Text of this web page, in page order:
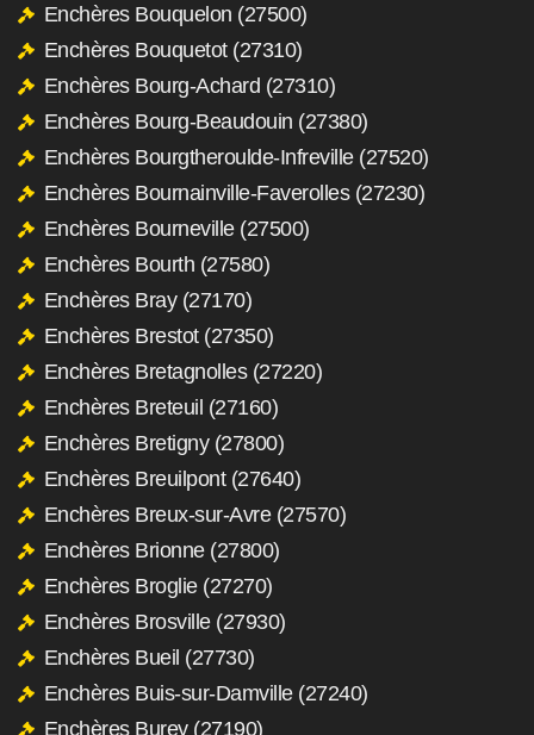
Enchères Bouquelon (27500)
Enchères Bouquetot (27310)
Enchères Bourg-Achard (27310)
Enchères Bourg-Beaudouin (27380)
Enchères Bourgtheroulde-Infreville (27520)
Enchères Bournainville-Faverolles (27230)
Enchères Bourneville (27500)
Enchères Bourth (27580)
Enchères Bray (27170)
Enchères Brestot (27350)
Enchères Bretagnolles (27220)
Enchères Breteuil (27160)
Enchères Bretigny (27800)
Enchères Breuilpont (27640)
Enchères Breux-sur-Avre (27570)
Enchères Brionne (27800)
Enchères Broglie (27270)
Enchères Brosville (27930)
Enchères Bueil (27730)
Enchères Buis-sur-Damville (27240)
Enchères Burey (27190)